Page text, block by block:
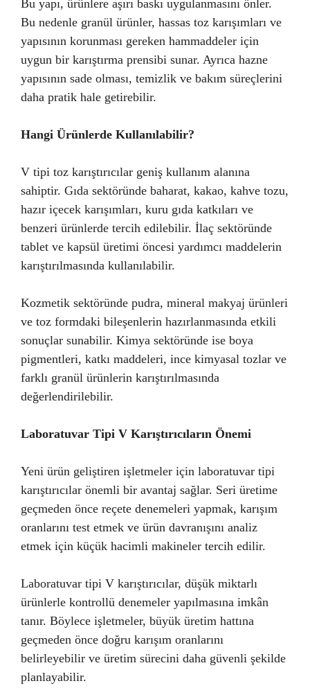
Bu yapı, ürünlere aşırı baskı uygulanmasını önler.
Bu nedenle granül ürünler, hassas toz karışımları ve
yapısının korunması gereken hammaddeler için
uygun bir karıştırma prensibi sunar. Ayrıca hazne
yapısının sade olması, temizlik ve bakım süreçlerini
daha pratik hale getirebilir.
Hangi Ürünlerde Kullanılabilir?
V tipi toz karıştırıcılar geniş kullanım alanına
sahiptir. Gıda sektöründe baharat, kakao, kahve tozu,
hazır içecek karışımları, kuru gıda katkıları ve
benzeri ürünlerde tercih edilebilir. İlaç sektöründe
tablet ve kapsül üretimi öncesi yardımcı maddelerin
karıştırılmasında kullanılabilir.
Kozmetik sektöründe pudra, mineral makyaj ürünleri
ve toz formdaki bileşenlerin hazırlanmasında etkili
sonuçlar sunabilir. Kimya sektöründe ise boya
pigmentleri, katkı maddeleri, ince kimyasal tozlar ve
farklı granül ürünlerin karıştırılmasında
değerlendirilebilir.
Laboratuvar Tipi V Karıştırıcıların Önemi
Yeni ürün geliştiren işletmeler için laboratuvar tipi
karıştırıcılar önemli bir avantaj sağlar. Seri üretime
geçmeden önce reçete denemeleri yapmak, karışım
oranlarını test etmek ve ürün davranışını analiz
etmek için küçük hacimli makineler tercih edilir.
Laboratuvar tipi V karıştırıcılar, düşük miktarlı
ürünlerle kontrollü denemeler yapılmasına imkân
tanır. Böylece işletmeler, büyük üretim hattına
geçmeden önce doğru karışım oranlarını
belirleyebilir ve üretim sürecini daha güvenli şekilde
planlayabilir.